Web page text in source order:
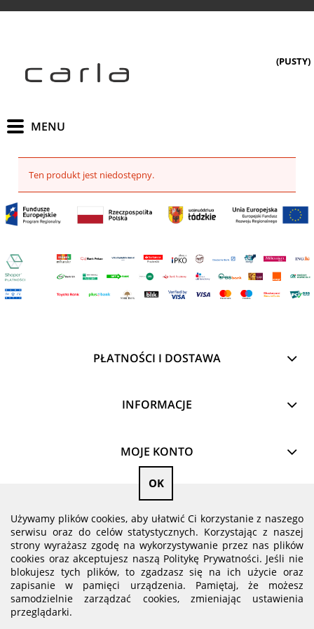
(PUSTY)
Ten produkt jest niedostępny.
PŁATNOŚCI I DOSTAWA
INFORMACJE
MOJE KONTO
O NAS
pokaż pełną wersję strony
Używamy plików cookies, aby ułatwić Ci korzystanie z naszego
serwisu oraz do celów statystycznych. Korzystając z naszej
strony wyrażasz zgodę na wykorzystywanie przez nas plików
cookies oraz akceptujesz naszą Politykę Prywatności. Jeśli nie
blokujesz tych plików, to zgadzasz się na ich użycie oraz
zapisanie w pamięci urządzenia. Pamiętaj, że możesz
samodzielnie zarządzać cookies, zmieniając ustawienia
przeglądarki.
OK